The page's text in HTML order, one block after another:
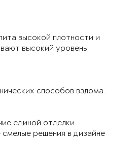
высокой плотности и
высокий уровень
способов взлома.
единой отделки
смелые решения в дизайне